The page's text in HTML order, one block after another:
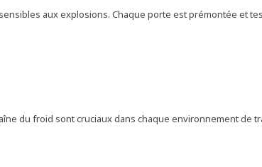
aux explosions. Chaque porte est prémontée et
du froid sont cruciaux dans chaque environnement